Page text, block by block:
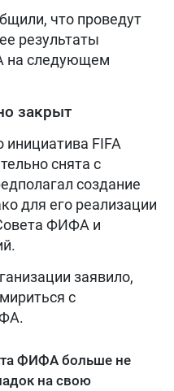
что проведут
результаты
на следующем
закрыт
FIFA
снята с
создание
для его реализации
ФИФА и
заявило,
с
ФИФА больше не
на свою